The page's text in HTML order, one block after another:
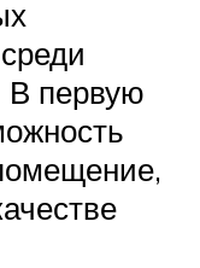
В первую